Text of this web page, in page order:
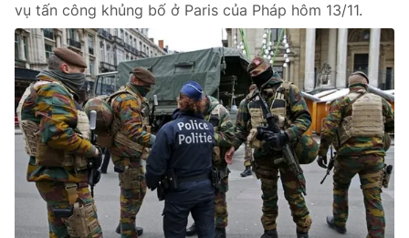
Ðiện thoại Thời báo VTV:024.66 897 897
Email:toasoan@vtv.vn
Liên hệ quảng cáo:024-7300.7108
vụ tấn công khủng bố ở Paris của Pháp hôm 13/11.